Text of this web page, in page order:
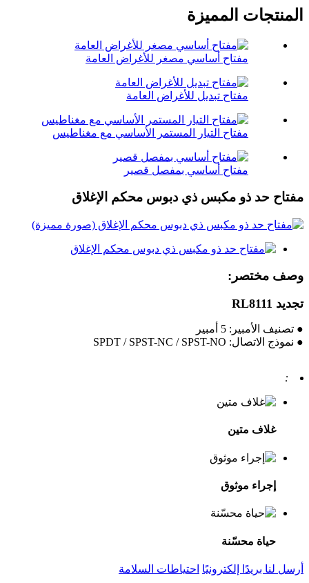
المنتجات المميزة
مفتاح أساسي مصغر للأغراض العامة
مفتاح تبديل للأغراض العامة
مفتاح التيار المستمر الأساسي مع مغناطيس
مفتاح أساسي بمفصل قصير
مفتاح حد ذو مكبس ذي دبوس محكم الإغلاق
وصف مختصر:
تجديد RL8111
● تصنيف الأمبير: 5 أمبير
● نموذج الاتصال: SPDT / SPST-NC / SPST-NO
:
غلاف متين
إجراء موثوق
حياة محسّنة
أرسل لنا بريدًا إلكترونيًا احتياطات السلامة